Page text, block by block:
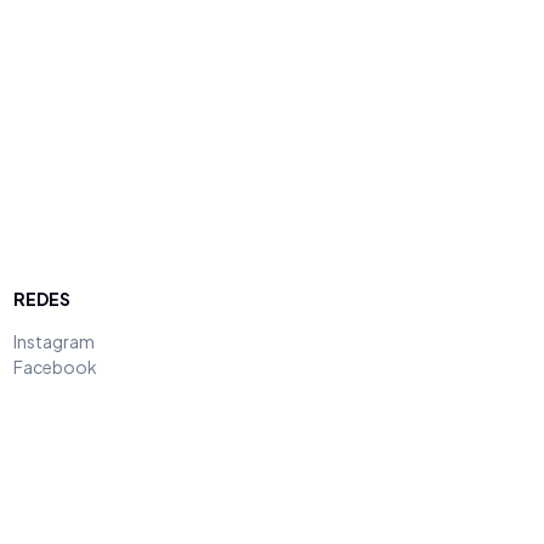
REDES
Instagram
Facebook